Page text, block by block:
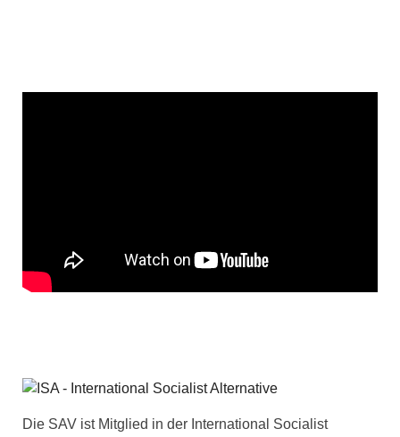
Die SAV ist Mitglied in der International Socialist